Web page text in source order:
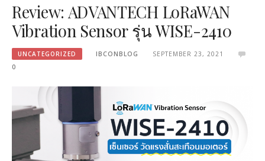
Review: ADVANTECH LoRaWAN
Vibration Sensor รุ่น WISE-2410
UNCATEGORIZED IBCONBLOG
SEPTEMBER 23, 2021
0